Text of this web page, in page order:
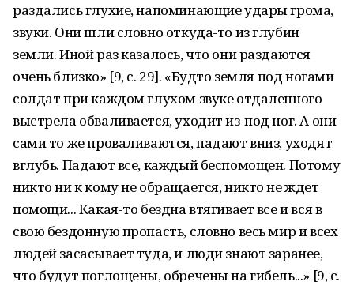
раздались глухие, напоминающие удары грома,
звуки. Они шли словно откуда-то из глубин
земли. Иной раз казалось, что они раздаются
очень близко» [9, с. 29]. «Будто земля под ногами
солдат при каждом глухом звуке отдаленного
выстрела обваливается, уходит из-под ног. А они
сами то же проваливаются, падают вниз, уходят
вглубь. Падают все, каждый беспомощен. Потому
никто ни к кому не обращается, никто не ждет
помощи... Какая-то бездна втягивает все и вся в
свою бездонную пропасть, словно весь мир и всех
людей засасывает туда, и люди знают заранее,
что будут поглощены, обречены на гибель...» [9, с.